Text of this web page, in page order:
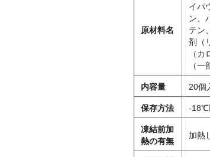
原材料名
イパ
ン、
テン
剤（
（
（
内容量 20個
保存方法 -18℃
凍結前加
熱の有無
加熱